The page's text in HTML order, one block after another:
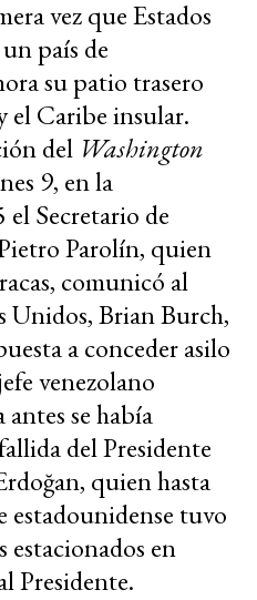
vez que Estados
país de
su patio trasero
el Caribe insular.
del Washington
9, en la
Secretario de
Parolín, quien
comunicó al
Unidos, Brian Burch,
a conceder asilo
venezolano
antes se había
del Presidente
quien hasta
estadounidense tuvo
estacionados en
Presidente.